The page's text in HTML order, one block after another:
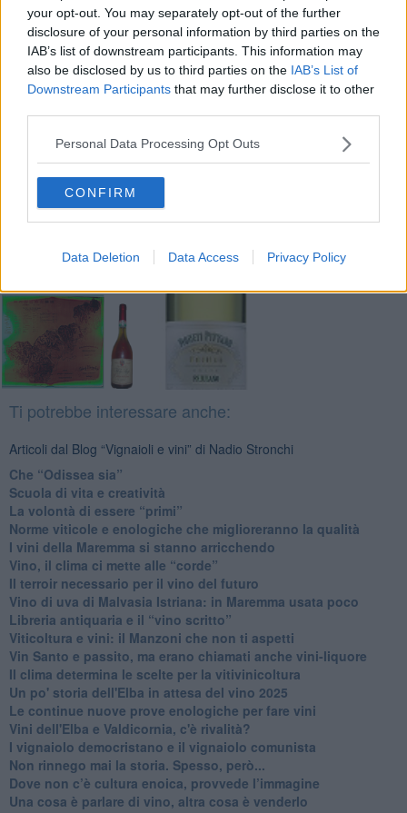
your opt-out. You may separately opt-out of the further
disclosure of your personal information by third parties on the
IAB’s list of downstream participants. This information may
also be disclosed by us to third parties on the IAB’s List of
Downstream Participants that may further disclose it to other
Personal Data Processing Opt Outs
CONFIRM
Data Deletion Data Access Privacy Policy
Nadio Stronchi
Newsletter QUInews - ToscanaMedia.
alle 20:00 direttamente nella tua casella di posta.
Ti potrebbe interessare anche:
Articoli dal Blog “Vignaioli e vini” di Nadio Stronchi
​Che “Odissea sia”
Scuola di vita e creatività
​La volontà di essere “primi”
Norme viticole e enologiche che miglioreranno la qualità
​I vini della Maremma si stanno arricchendo
Vino, il clima ci mette alle “corde”
Il terroir necessario per il vino del futuro
​Vino di uva di Malvasia Istriana: in Maremma usata poco
​Libreria antiquaria e il “vino scritto”
​Viticoltura e vini: il Manzoni che non ti aspetti
​Vin Santo e passito, ma erano chiamati anche vini-liquore
Il clima determina le scelte per la vitivinicoltura
Un po' storia dell'Elba in attesa del vino 2025
Le continue nuove prove enologiche per fare vini
Vini dell'Elba e Valdicornia, c'è rivalità?
​I vignaiolo democristano e il vignaiolo comunista
​Non rinnego mai la storia. Spesso, però...
​Dove non c’è cultura enoica, provvede l’immagine
​Una cosa è parlare di vino, altra cosa è venderlo